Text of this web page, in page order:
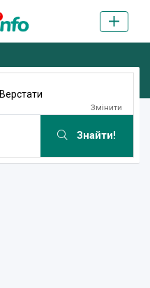
Верстати
Змінити
Знайти!